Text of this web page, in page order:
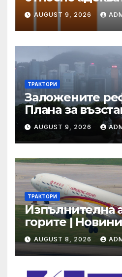
на защита
AUGUST 9, 2026
ТРАКТОРИ
Заложените
Плана за
устойчивост в
енергетика са
неизпълними
AUGUST 9, 2026
ТРАКТОРИ
Изпълнителна
горите | Новини
AUGUST 8, 2026